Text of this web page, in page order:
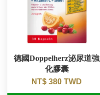
德國Doppelherz泌尿道強
化膠囊
NT$ 380 TWD